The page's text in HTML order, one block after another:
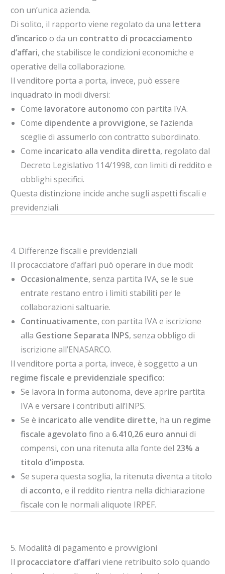
con un’unica azienda.
Di solito, il rapporto viene regolato da una lettera
d’incarico o da un contratto di procacciamento
d’affari, che stabilisce le condizioni economiche e
operative della collaborazione.
Il venditore porta a porta, invece, può essere
inquadrato in modi diversi:
Come lavoratore autonomo con partita IVA.
Come dipendente a provvigione, se l’azienda
sceglie di assumerlo con contratto subordinato.
Come incaricato alla vendita diretta, regolato dal
Decreto Legislativo 114/1998, con limiti di reddito e
obblighi specifici.
Questa distinzione incide anche sugli aspetti fiscali e
previdenziali.
4. Differenze fiscali e previdenziali
Il procacciatore d’affari può operare in due modi:
Occasionalmente, senza partita IVA, se le sue
entrate restano entro i limiti stabiliti per le
collaborazioni saltuarie.
Continuativamente, con partita IVA e iscrizione
alla Gestione Separata INPS, senza obbligo di
iscrizione all’ENASARCO.
Il venditore porta a porta, invece, è soggetto a un
regime fiscale e previdenziale specifico:
Se lavora in forma autonoma, deve aprire partita
IVA e versare i contributi all’INPS.
Se è incaricato alle vendite dirette, ha un regime
fiscale agevolato fino a 6.410,26 euro annui di
compensi, con una ritenuta alla fonte del 23% a
titolo d’imposta.
Se supera questa soglia, la ritenuta diventa a titolo
di acconto, e il reddito rientra nella dichiarazione
fiscale con le normali aliquote IRPEF.
5. Modalità di pagamento e provvigioni
Il procacciatore d’affari viene retribuito solo quando